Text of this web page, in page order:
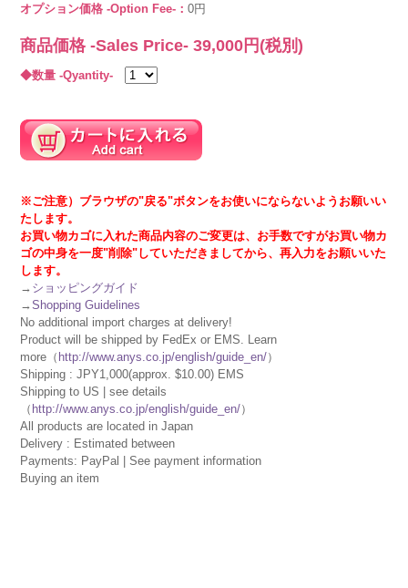
オプション価格 -Option Fee-：0円
商品価格 -Sales Price-39,000 円(税別)
◆数量 -Qyantity-
※ご注意）ブラウザの"戻る"ボタンをお使いにならないようお願いい
たします。
お買い物カゴに入れた商品内容のご変更は、お手数ですがお買い物カ
ゴの中身を一度"削除"していただきましてから、再入力をお願いいた
します。
→ ショッピングガイド
→Shopping Guidelines
No additional import charges at delivery!
Product will be shipped by FedEx or EMS. Learn
more（ http://www.anys.co.jp/english/guide_en/）
Shipping : JPY1,000(approx. $10.00) EMS
Shipping to US | see details
（ http://www.anys.co.jp/english/guide_en/）
All products are located in Japan
Delivery : Estimated between
Payments: PayPal | See payment information
Buying an item